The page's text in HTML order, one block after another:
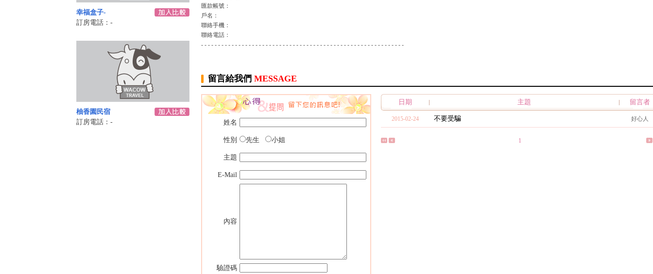
幸福盒子-
訂房電話：-
柚香園民宿
訂房電話：-
匯款帳號：
戶名：
聯絡手機：
聯絡電話：
- - - - - - - - - - - - - - - - - - - - - - - - - - - - - - - - - - - - - - - - - - - - - - - - - - - - - - - - - - - -
留言給我們 MESSAGE
姓名
性別 先生 小姐
主題
E-Mail
內容
驗證碼
日期 主題 留言者
2015-02-24 不要受騙 好心人
1